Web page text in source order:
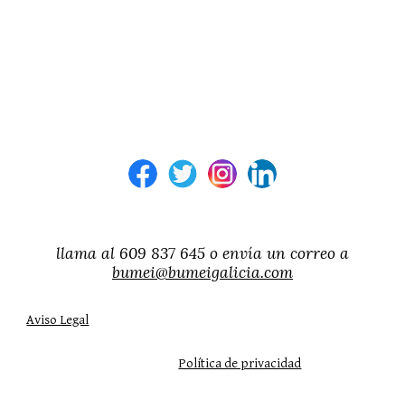
llama al 609 837 645 o envía un correo a
bumei@bumeigalicia.com
Aviso Legal
Política de privacidad